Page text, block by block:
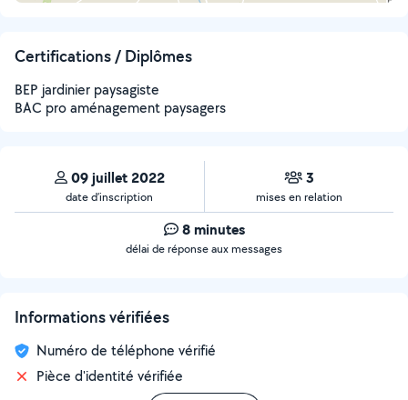
Certifications / Diplômes
BEP jardinier paysagiste
BAC pro aménagement paysagers
09 juillet 2022
date d’inscription
3
mises en relation
8 minutes
délai de réponse aux messages
Informations vérifiées
Numéro de téléphone vérifié
Pièce d'identité vérifiée